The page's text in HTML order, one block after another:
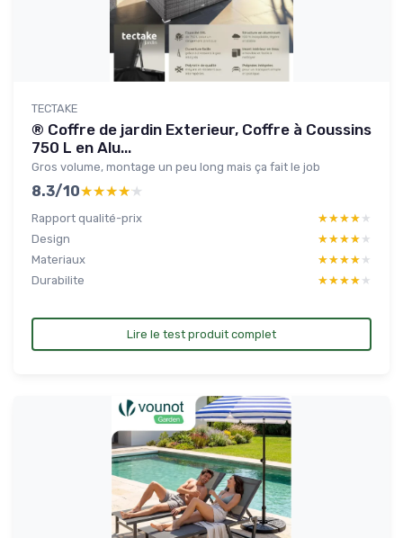
TECTAKE
® Coffre de jardin Exterieur, Coffre à Coussins
750 L en Alu...
Gros volume, montage un peu long mais ça fait le job
8.3/10★★★★★
★★★★★
Rapport qualité-prix ★★★★★
★★★★★
Design
★★★★★
★★★★★
Materiaux
★★★★★
★★★★★
Durabilite
★★★★★
★★★★★
Lire le test produit complet